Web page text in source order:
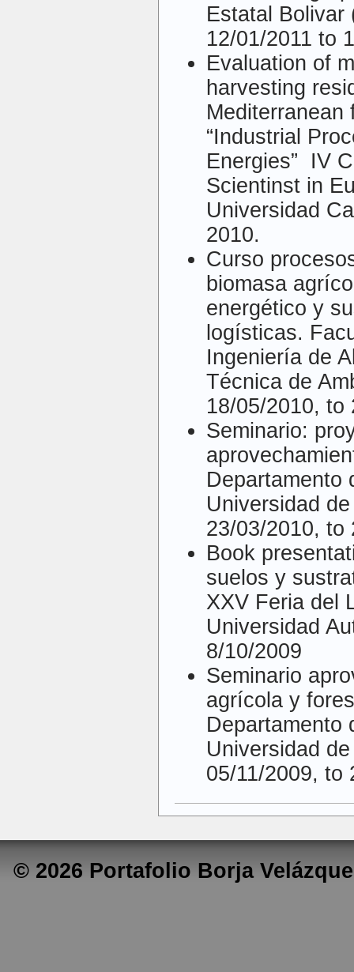
Estatal Bolivar
12/01/2011 to
Evaluation of
harvesting
Mediterranean
“Industrial
Energies” IV
Scientinst in
Universidad
2010.
Curso
biomasa
energético y
logísticas.
Ingeniería de
Técnica de
18/05/2010, to
Seminario:
Departamento
Universidad
23/03/2010, to
Book
suelos y
XXV Feria del
Universidad
8/10/2009
Seminario
agrícola y
Departamento
Universidad
05/11/2009, to
© 2026 Portafolio Borja